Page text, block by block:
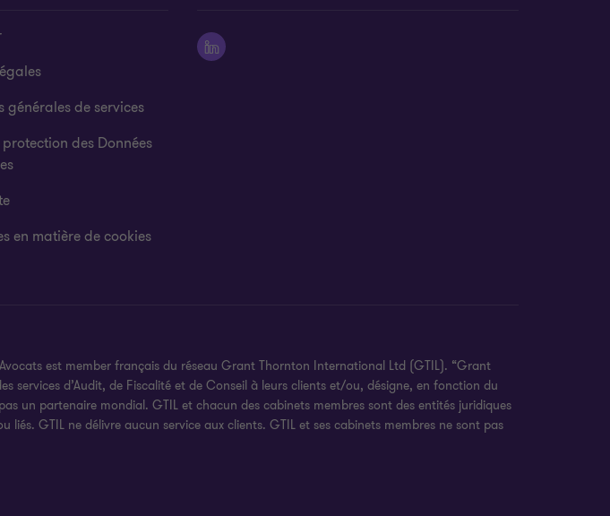
générales de services
des Données
en matière de cookies
est member français du réseau Grant Thornton International Ltd (GTIL). “Grant
services d’Audit, de Fiscalité et de Conseil à leurs clients et/ou, désigne, en fonction du
un partenaire mondial. GTIL et chacun des cabinets membres sont des entités juridiques
GTIL ne délivre aucun service aux clients. GTIL et ses cabinets membres ne sont pas